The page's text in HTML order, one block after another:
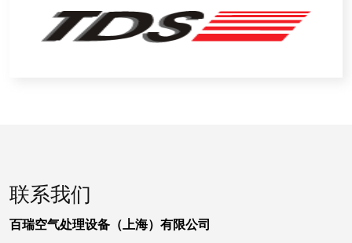
联系我们
百瑞空气处理设备（上海）有限公司